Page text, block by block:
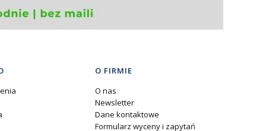
O FIRMIE
O nas
Newsletter
Dane kontaktowe
Formularz wyceny i zapytań